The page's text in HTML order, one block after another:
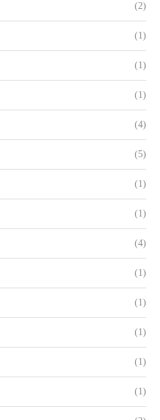
(2)
(1)
(1)
(1)
(4)
(5)
(1)
(1)
(4)
(1)
(1)
(1)
(1)
(1)